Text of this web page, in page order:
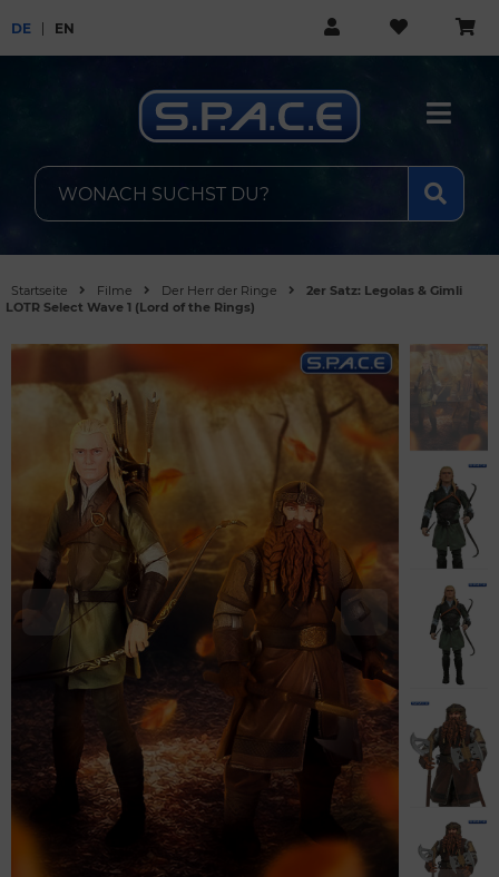
DE EN
Startseite Filme Der Herr der Ringe
2er Satz: Legolas & Gimli
LOTR Select Wave 1 (Lord of the Rings)